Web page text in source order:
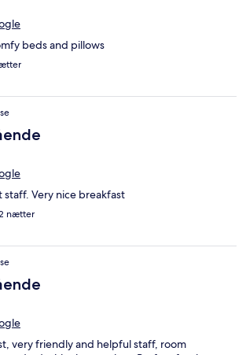
beds and pillows
Very nice breakfast
nætter
very friendly and helpful staff, room